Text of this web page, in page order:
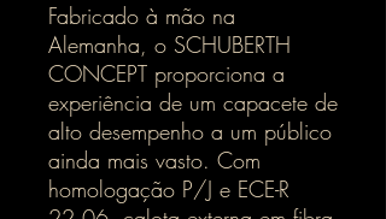
Fabricado à mão na
Alemanha, o SCHUBERTH
CONCEPT proporciona a
experiência de um capacete de
alto desempenho a um público
ainda mais vasto. Com
homologação P/J e ECE-R